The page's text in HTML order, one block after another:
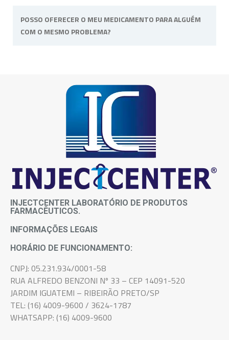
de destino. Para mais informações sobre
prazos entre em contato conosco.
POSSO OFERECER O MEU MEDICAMENTO PARA ALGUÉM
COM O MESMO PROBLEMA?
sintomas de cada paciente.
INJECTCENTER LABORATÓRIO DE PRODUTOS
FARMACÊUTICOS.
INFORMAÇÕES LEGAIS
HORÁRIO DE FUNCIONAMENTO:
CNPJ: 05.231.934/0001-58
RUA ALFREDO BENZONI Nº 33 – CEP 14091-520
JARDIM IGUATEMI – RIBEIRÃO PRETO/SP
TEL: (16) 4009-9600 / 3624-1787
WHATSAPP: (16) 4009-9600